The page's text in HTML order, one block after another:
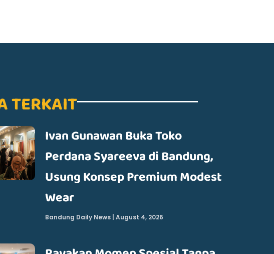
TERKAIT
Ivan Gunawan Buka Toko
Perdana Syareeva di Bandung,
Usung Konsep Premium Modest
Wear
Bandung Daily News August 4, 2026